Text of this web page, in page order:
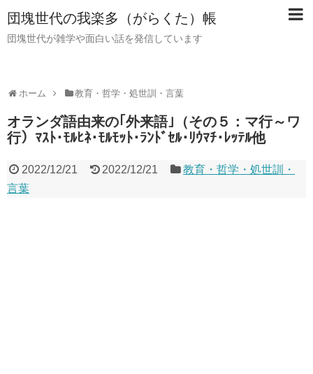
団塊世代の我楽多（がらくた）帳
団塊世代が雑学や面白い話を発信しています
ホーム 教育・哲学・処世訓・言葉
オランダ語由来の｢外来語｣（その５：マ行～ワ
行）ﾏｽﾄ･ﾓﾙﾋﾈ･ﾓﾙﾓｯﾄ･ﾗﾝﾄﾞｾﾙ･ﾘｳﾏﾁ･ﾚｯﾃﾙ他
2022/12/21 2022/12/21
教育・哲学・処世訓・
言葉